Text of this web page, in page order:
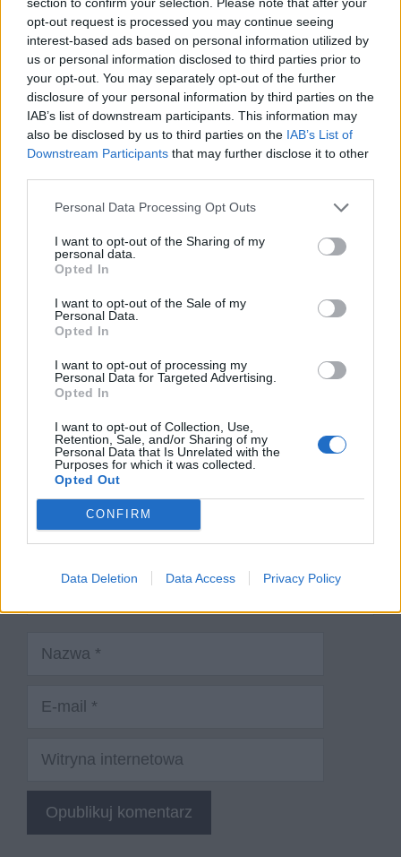
opt-out request is processed you may continue seeing
interest-based ads based on personal information utilized by
us or personal information disclosed to third parties prior to
your opt-out. You may separately opt-out of the further
disclosure of your personal information by third parties on the
IAB’s list of downstream participants. This information may
also be disclosed by us to third parties on the IAB’s List of
Downstream Participants that may further disclose it to other
Personal Data Processing Opt Outs
I want to opt-out of the Sharing of my
personal data.
Opted In
I want to opt-out of the Sale of my
Personal Data.
Opted In
I want to opt-out of processing my
Personal Data for Targeted Advertising.
Opted In
I want to opt-out of Collection, Use,
Retention, Sale, and/or Sharing of my
Personal Data that Is Unrelated with the
Purposes for which it was collected.
Opted Out
CONFIRM
Data Deletion Data Access Privacy Policy
Opis Baobabu z powieści W pustyni i
w puszczy
Opis Góry Lindego W pustyni i w
puszczy
Napisz list do Stasia Tarkowskiego
opracowania
Tagi
W pustyni i w puszczy - opracowanie
Opis goryla z powieści W pustyni i w
puszczy Henryka Sienkiewicza
powieści W pustyni i w puszczy
Dodaj komentarz
Witryna
internetowa